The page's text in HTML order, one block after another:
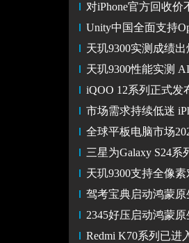
对iPhone官方回收价不满意？转转回收让你体验
Unity中国全面支持OpenHarmony游戏开发，多款
天玑9300实测成绩出炉，性能、能效双杀
天玑9300性能实测 AI能力有惊喜 超强实力
iQOO 12系列正式发布 骁龙8 Gen3+自研电竞芯
市场需求持续低迷 iPhone今年出货量
全球平板电脑市场2023年表现稳健 领先
三星为Galaxy S24系列设定3500万部出货目标 比
天玑9300支持全像素对焦叠加两倍无损变焦，
驾考宝典启动鸿蒙原生应用开发，多端联动带
2345好压启动鸿蒙原生应用开发，高效解压
Redmi K70系列已进入到量产阶段 新机有